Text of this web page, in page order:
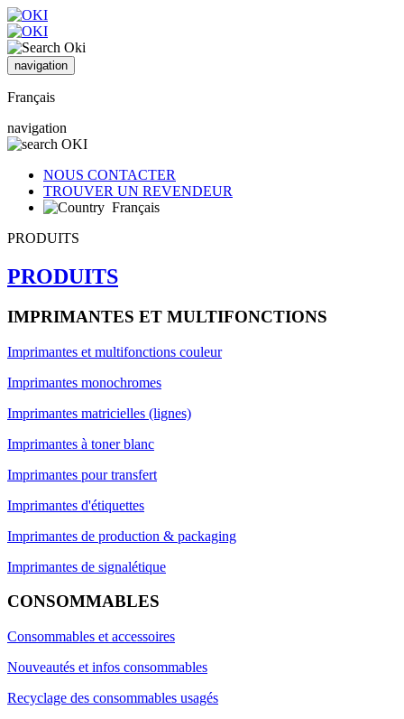
navigation
Français
navigation
NOUS CONTACTER
TROUVER UN REVENDEUR
Français
PRODUITS
PRODUITS
IMPRIMANTES ET MULTIFONCTIONS
Imprimantes et multifonctions couleur
Imprimantes monochromes
Imprimantes matricielles (lignes)
Imprimantes à toner blanc
Imprimantes pour transfert
Imprimantes d'étiquettes
Imprimantes de production & packaging
Imprimantes de signalétique
CONSOMMABLES
Consommables et accessoires
Nouveautés et infos consommables
Recyclage des consommables usagés